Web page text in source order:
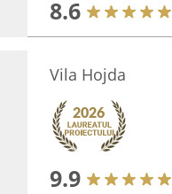
8.6
Vila Hojda
9.9